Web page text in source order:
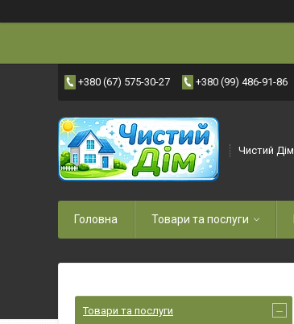
+380 (67) 575-30-27 +380 (99) 486-91-86
Чистий Дім
Головна Товари та послуги
Товари та послуги